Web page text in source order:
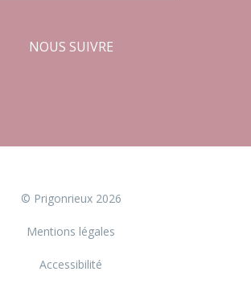
NOUS SUIVRE
© Prigonrieux 2026
Mentions légales
Accessibilité